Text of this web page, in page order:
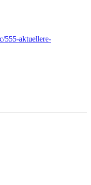
555-aktuellere-